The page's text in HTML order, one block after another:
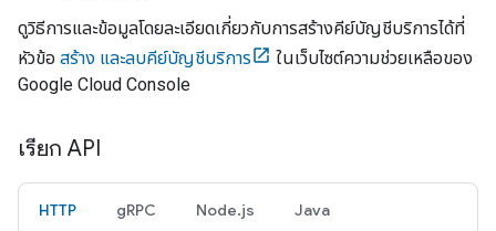
ดูวิธีการและข้อมูลโดยละเอียดเกี่ยวกับการสร้างคีย์บัญชีบริการได้ที่
หัวข้อ สร้าง และลบคีย์บัญชีบริการ
ในเว็บไซต์ความช่วยเหลือของ
Google Cloud Console
เรียก API
HTTP gRPC Node.js Java